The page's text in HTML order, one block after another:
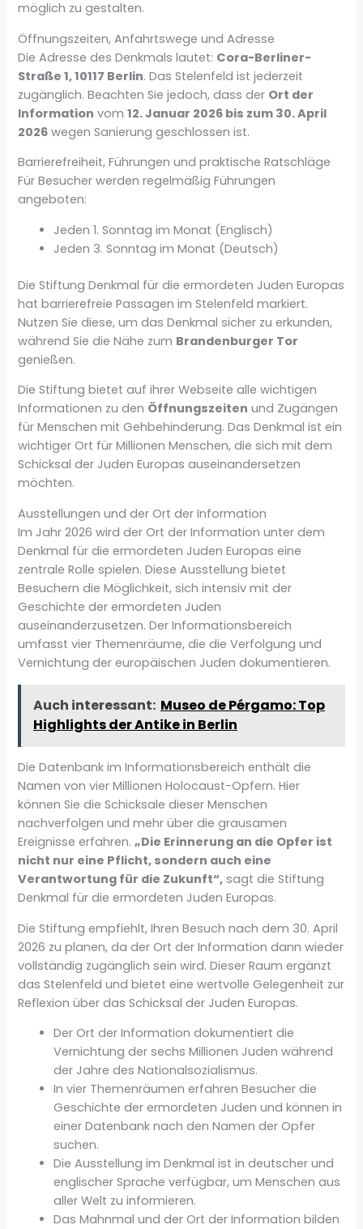
möglich zu gestalten.
Öffnungszeiten, Anfahrtswege und Adresse
Die Adresse des Denkmals lautet: Cora-Berliner-
Straße 1, 10117 Berlin. Das Stelenfeld ist jederzeit
zugänglich. Beachten Sie jedoch, dass der Ort der
Information vom12. Januar 2026 bis zum 30. April
2026 wegen Sanierung geschlossen ist.
Barrierefreiheit, Führungen und praktische Ratschläge
Für Besucher werden regelmäßig Führungen
angeboten:
Jeden 1. Sonntag im Monat (Englisch)
Jeden 3. Sonntag im Monat (Deutsch)
Die Stiftung Denkmal für die ermordeten Juden Europas
hat barrierefreie Passagen im Stelenfeld markiert.
Nutzen Sie diese, um das Denkmal sicher zu erkunden,
während Sie die Nähe zum Brandenburger Tor
genießen.
Die Stiftung bietet auf ihrer Webseite alle wichtigen
Informationen zu den Öffnungszeiten und Zugängen
für Menschen mit Gehbehinderung. Das Denkmal ist ein
wichtiger Ort für Millionen Menschen, die sich mit dem
Schicksal der Juden Europas auseinandersetzen
möchten.
Ausstellungen und der Ort der Information
Im Jahr 2026 wird der Ort der Information unter dem
Denkmal für die ermordeten Juden Europas eine
zentrale Rolle spielen. Diese Ausstellung bietet
Besuchern die Möglichkeit, sich intensiv mit der
Geschichte der ermordeten Juden
auseinanderzusetzen. Der Informationsbereich
umfasst vier Themenräume, die die Verfolgung und
Vernichtung der europäischen Juden dokumentieren.
Auch interessant: Museo de Pérgamo: Top
Highlights der Antike in Berlin
Die Datenbank im Informationsbereich enthält die
Namen von vier Millionen Holocaust-Opfern. Hier
können Sie die Schicksale dieser Menschen
nachverfolgen und mehr über die grausamen
Ereignisse erfahren.„Die Erinnerung an die Opfer ist
nicht nur eine Pflicht, sondern auch eine
Verantwortung für die Zukunft“, sagt die Stiftung
Denkmal für die ermordeten Juden Europas.
Die Stiftung empfiehlt, Ihren Besuch nach dem 30. April
2026 zu planen, da der Ort der Information dann wieder
vollständig zugänglich sein wird. Dieser Raum ergänzt
das Stelenfeld und bietet eine wertvolle Gelegenheit zur
Reflexion über das Schicksal der Juden Europas.
Der Ort der Information dokumentiert die
Vernichtung der sechs Millionen Juden während
der Jahre des Nationalsozialismus.
In vier Themenräumen erfahren Besucher die
Geschichte der ermordeten Juden und können in
einer Datenbank nach den Namen der Opfer
suchen.
Die Ausstellung im Denkmal ist in deutscher und
englischer Sprache verfügbar, um Menschen aus
aller Welt zu informieren.
Das Mahnmal und der Ort der Information bilden